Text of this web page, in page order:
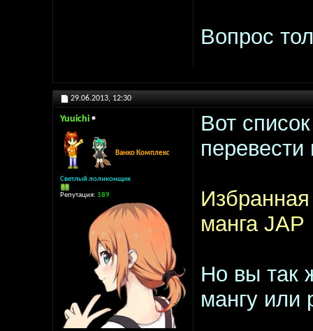
Вопрос
29.06.2013, 12:30
Yuuichi
Ванко Комплекс
Светлый лоликонщик
Репутация: 189
Вот
манга JAP
Но вы так
мангу или